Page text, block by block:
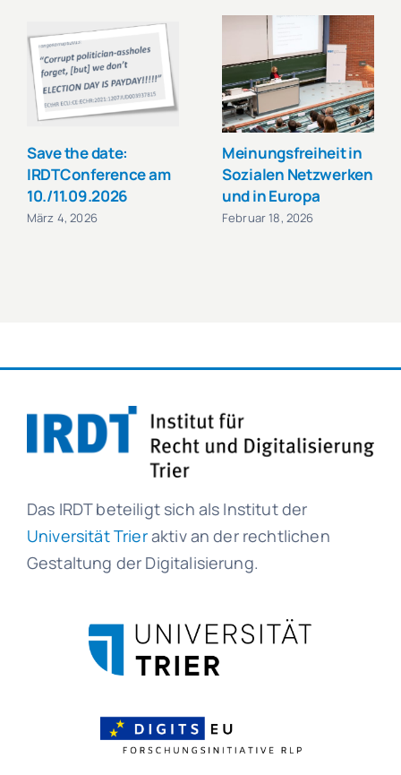
Save the date:
IRDTConference am
10./11.09.2026
März 4, 2026
Meinungsfreiheit in
Sozialen Netzwerken
und in Europa
Februar 18, 2026
Das IRDT beteiligt sich als Institut der
Universität Trieraktiv an der rechtlichen
Gestaltung der Digitalisierung.